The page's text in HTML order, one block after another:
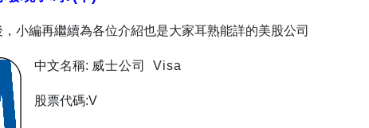
小編再繼續為各位介紹也是大家耳熟能詳的美股公司
中文名稱: 威士公司 Visa
股票代碼:V